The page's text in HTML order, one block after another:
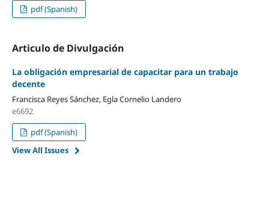
pdf (Spanish)
Articulo de Divulgación
La obligación empresarial de capacitar para un trabajo
decente
Francisca Reyes Sánchez, Egla Cornelio Landero
e6692
pdf (Spanish)
View All Issues